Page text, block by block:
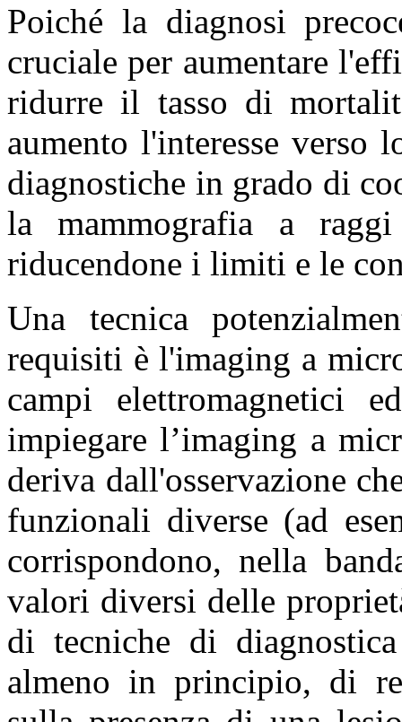
Poiché la diagnosi
cruciale per aumentare
ridurre il tasso di
aumento l'interesse verso
diagnostiche in grado di
la mammografia a
riducendone i limiti e le
Una tecnica
requisiti è l'imaging a
campi elettromagnetici
impiegare l’imaging a
deriva dall'osservazione
funzionali diverse (ad
corrispondono, nella
valori diversi delle
di tecniche di diagnostica
almeno in principio, di